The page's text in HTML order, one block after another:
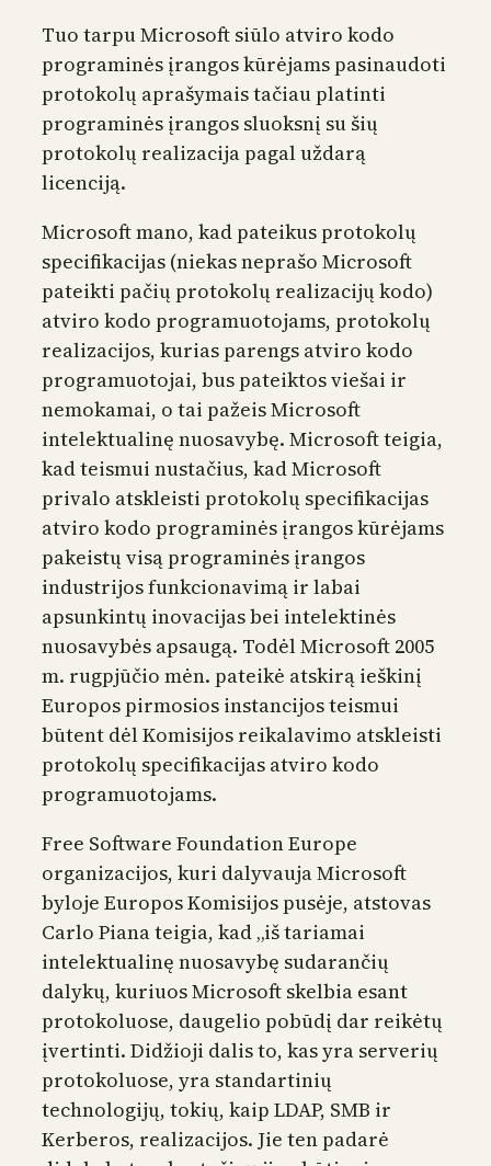
Tuo tarpu Microsoft siūlo atviro kodo
programinės įrangos kūrėjams pasinaudoti
protokolų aprašymais tačiau platinti
programinės įrangos sluoksnį su šių
protokolų realizacija pagal uždarą
licenciją.
Microsoft mano, kad pateikus protokolų
specifikacijas (niekas neprašo Microsoft
pateikti pačių protokolų realizacijų kodo)
atviro kodo programuotojams, protokolų
realizacijos, kurias parengs atviro kodo
programuotojai, bus pateiktos viešai ir
nemokamai, o tai pažeis Microsoft
intelektualinę nuosavybę. Microsoft teigia,
kad teismui nustačius, kad Microsoft
privalo atskleisti protokolų specifikacijas
atviro kodo programinės įrangos kūrėjams
pakeistų visą programinės įrangos
industrijos funkcionavimą ir labai
apsunkintų inovacijas bei intelektinės
nuosavybės apsaugą. Todėl Microsoft 2005
m. rugpjūčio mėn. pateikė atskirą ieškinį
Europos pirmosios instancijos teismui
būtent dėl Komisijos reikalavimo atskleisti
protokolų specifikacijas atviro kodo
programuotojams.
Free Software Foundation Europe
organizacijos, kuri dalyvauja Microsoft
byloje Europos Komisijos pusėje, atstovas
Carlo Piana teigia, kad „iš tariamai
intelektualinę nuosavybę sudarančių
dalykų, kuriuos Microsoft skelbia esant
protokoluose, daugelio pobūdį dar reikėtų
įvertinti. Didžioji dalis to, kas yra serverių
protokoluose, yra standartinių
technologijų, tokių, kaip LDAP, SMB ir
Kerberos, realizacijos. Jie ten padarė